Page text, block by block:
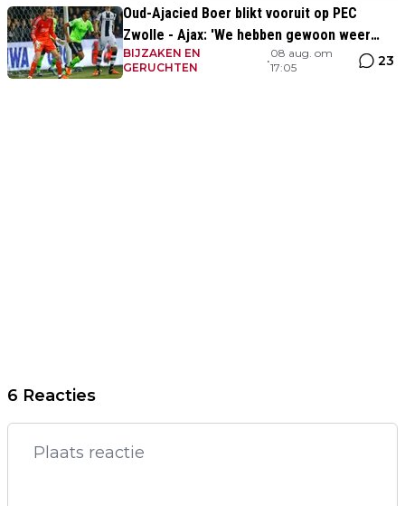
Oud-Ajacied Boer blikt vooruit op PEC
Zwolle - Ajax: 'We hebben gewoon weer
kans tegen Ajax'
BIJZAKEN EN
GERUCHTEN
•
08 aug. om
17:05
23
6 Reacties